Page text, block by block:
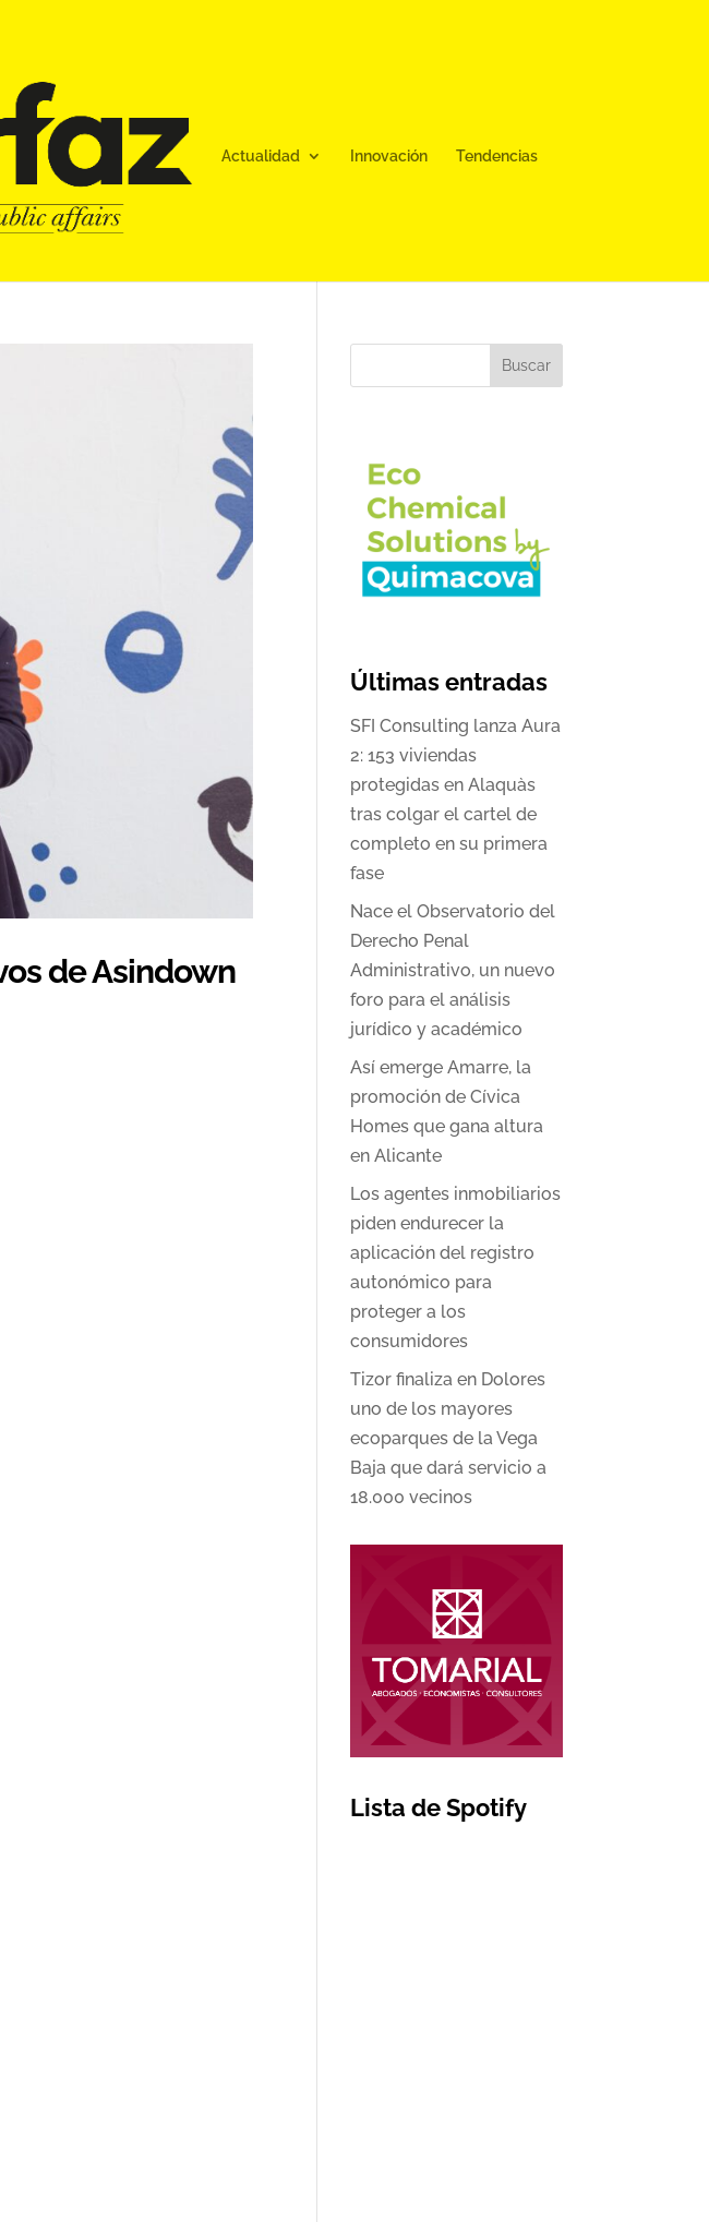
Actualidad Innovación Tendencias
de Asindown
Buscar
Últimas entradas
SFI Consulting lanza Aura
2: 153 viviendas
protegidas en Alaquàs
tras colgar el cartel de
completo en su primera
fase
Nace el Observatorio del
Derecho Penal
Administrativo, un nuevo
foro para el análisis
jurídico y académico
Así emerge Amarre, la
promoción de Cívica
Homes que gana altura
en Alicante
Los agentes inmobiliarios
piden endurecer la
aplicación del registro
autonómico para
proteger a los
consumidores
Tizor finaliza en Dolores
uno de los mayores
ecoparques de la Vega
Baja que dará servicio a
18.000 vecinos
Lista de Spotify